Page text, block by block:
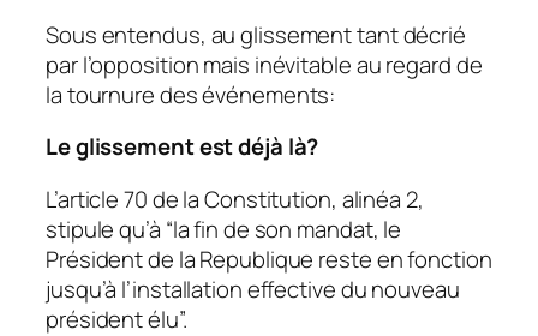
Sous entendus, au glissement tant décrié
par l’opposition mais inévitable au regard de
la tournure des événements:
Le glissement est déjà là?
L’article 70 de la Constitution, alinéa 2,
stipule qu’à “la fin de son mandat, le
Président de la Republique reste en fonction
jusqu’à l’installation effective du nouveau
président élu”.